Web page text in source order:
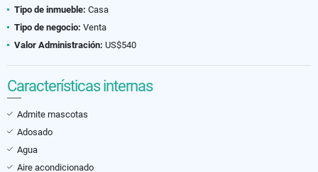
Tipo de inmueble: Casa
Tipo de negocio: Venta
Valor Administración: US$540
Características internas
Admite mascotas
Adosado
Agua
Aire acondicionado